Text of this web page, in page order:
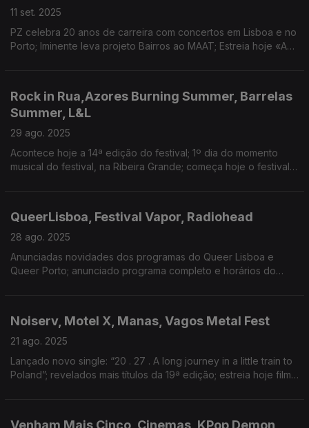
11 set. 2025
PZ celebra 20 anos de carreira com concertos em Lisboa e no
Porto; Iminente leva projeto Bairros ao MAAT; Estreia hoje «A
Rock in Rua,Azores Burning Summer, Barrelas
Summer, L&L
29 ago. 2025
Acontece hoje a 14ª edição do festival; 1º dia do momento
musical do festival, na Ribeira Grande; começa hoje o festival
QueerLisboa, Festival Vapor, Radiohead
28 ago. 2025
Anunciadas novidades dos programas do Queer Lisboa e
Queer Porto; anunciado programa completo e horários do
Noiserv, Motel X, Manas, Vagos Metal Fest
21 ago. 2025
Lançado novo single: “20 . 27 . A long journey in a little train to
Poland”; revelados mais títulos da 19ª edição; estreia hoje filme
Venham Mais Cinco, Cinemas, KPop Demon